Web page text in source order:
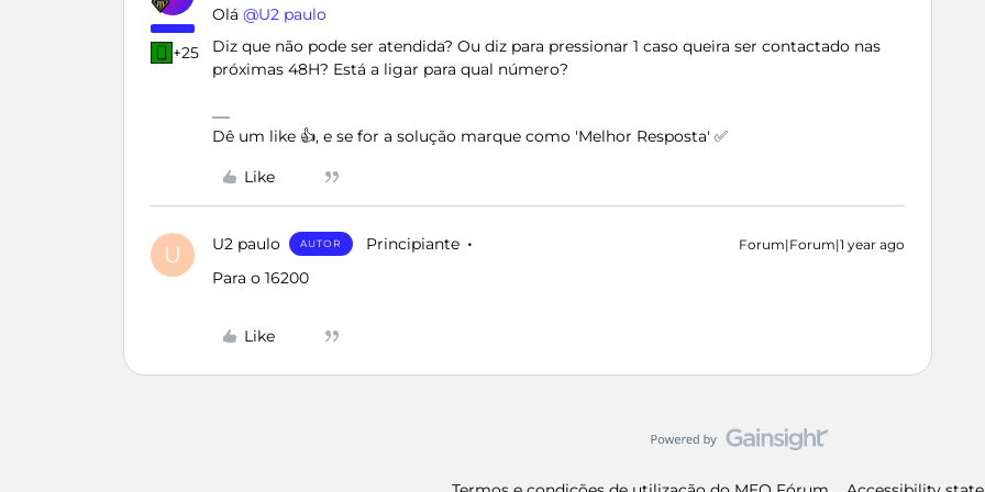
+25
Olá ​ @U2 paulo
Diz que não pode ser atendida? Ou diz para pressionar 1 caso queira ser contactado nas
próximas 48H? Está a ligar para qual número?
Dê um like 👍, e se for a solução marque como 'Melhor Resposta' ✅
Like
U U2 paulo AUTOR Principiante Forum|Forum|1 year ago
Para o 16200
Like